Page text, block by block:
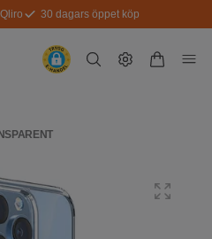
Qliro 30 dagars öppet köp